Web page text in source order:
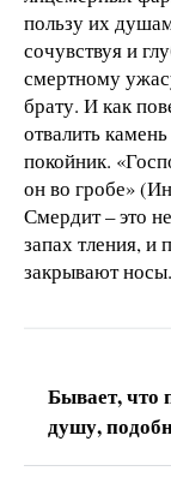
пользу их
сочувствуя и
смертному
брату. И как
отвалить
покойник.
он во гробе»
Смердит – это
запах тления,
закрывают носы.
Бывает, что
душу,